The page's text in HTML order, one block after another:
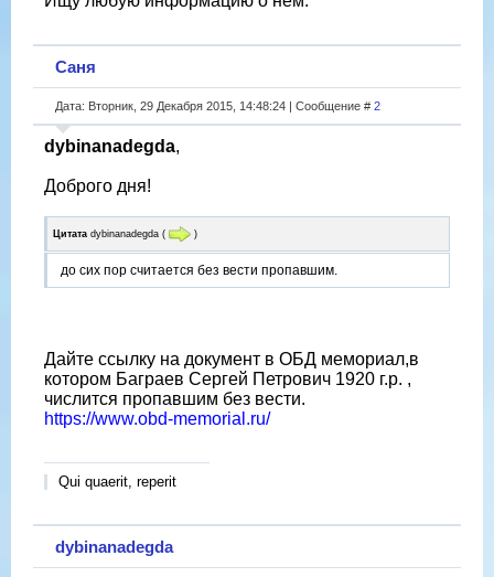
Саня
Дата: Вторник, 29 Декабря 2015, 14:48:24 | Сообщение # 2
dybinanadegda,
Доброго дня!
Цитата dybinanadegda ( )
до сих пор считается без вести пропавшим.
Дайте ссылку на документ в ОБД мемориал,в
котором Баграев Сергей Петрович 1920 г.р. ,
числится пропавшим без вести.
https://www.obd-memorial.ru/
Qui quaerit, reperit
dybinanadegda